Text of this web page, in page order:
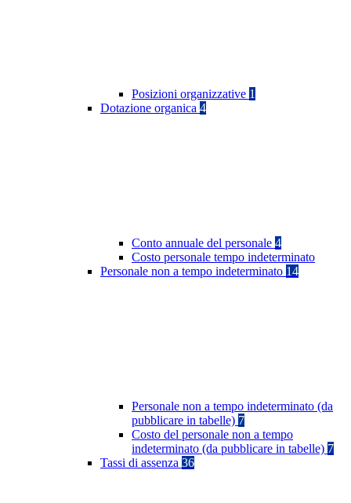
Posizioni organizzative 1
Dotazione organica 4
Conto annuale del personale 4
Costo personale tempo indeterminato
Personale non a tempo indeterminato 14
Personale non a tempo indeterminato (da
pubblicare in tabelle) 7
Costo del personale non a tempo
indeterminato (da pubblicare in tabelle) 7
Tassi di assenza 36